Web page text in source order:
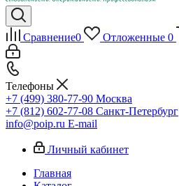
Сравнение0 Отложенные 0
Телефоны
+7 (499) 380-77-90 Москва
+7 (812) 602-77-08 Санкт-Петербург
info@poip.ru E-mail
Личный кабинет
Главная